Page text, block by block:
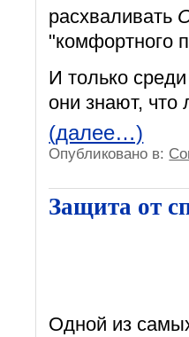
расхваливать
"комфортного
И только
они знают, что
(далее…)
Опубликовано в:
Защита от
Одной из